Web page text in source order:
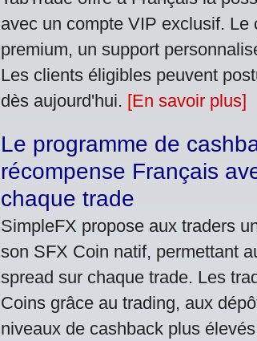
avec un compte VIP exclusif.
premium, un support
Les clients éligibles peuvent
dès aujourd'hui. [En savoir plus]
Le programme de
récompense Français
chaque trade
SimpleFX propose aux traders
son SFX Coin natif, permettant
spread sur chaque trade. Les
Coins grâce au trading, aux
niveaux de cashback plus